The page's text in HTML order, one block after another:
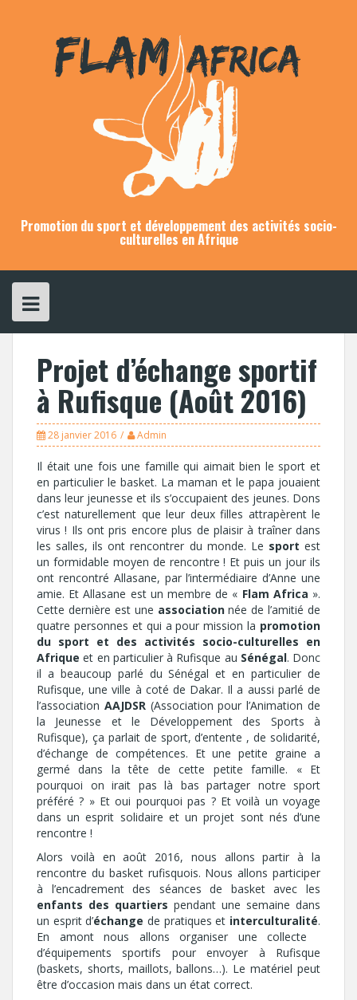
Promotion du sport et développement des activités socio-
culturelles en Afrique
Projet d’échange sportif
à Rufisque (Août 2016)
28 janvier 2016 Admin
Il était une fois une famille qui aimait bien le sport et
en particulier le basket. La maman et le papa jouaient
dans leur jeunesse et ils s’occupaient des jeunes. Dons
c’est naturellement que leur deux filles attrapèrent le
virus ! Ils ont pris encore plus de plaisir à traîner dans
les salles, ils ont rencontrer du monde. Le sport est
un formidable moyen de rencontre ! Et puis un jour ils
ont rencontré Allasane, par l’intermédiaire d’Anne une
amie. Et Allasane est un membre de « Flam Africa ».
Cette dernière est une associationnée de l’amitié de
quatre personnes et qui a pour mission la promotion
du sport et des activités socio-culturelles en
Afrique et en particulier à Rufisque au Sénégal. Donc
il a beaucoup parlé du Sénégal et en particulier de
Rufisque, une ville à coté de Dakar. Il a aussi parlé de
l’association AAJDSR(Association pour l’Animation de
la Jeunesse et le Développement des Sports à
Rufisque), ça parlait de sport, d’entente , de solidarité,
d’échange de compétences. Et une petite graine a
germé dans la tête de cette petite famille. « Et
pourquoi on irait pas là bas partager notre sport
préféré ? » Et oui pourquoi pas ? Et voilà un voyage
dans un esprit solidaire et un projet sont nés d’une
rencontre !
Alors voilà en août 2016, nous allons partir à la
rencontre du basket rufisquois. Nous allons participer
à l’encadrement des séances de basket avec les
enfants des quartiers pendant une semaine dans
un esprit d’échange de pratiques et interculturalité.
En amont nous allons organiser une collecte
d’équipements sportifs pour envoyer à Rufisque
(baskets, shorts, maillots, ballons…). Le matériel peut
être d’occasion mais dans un état correct.